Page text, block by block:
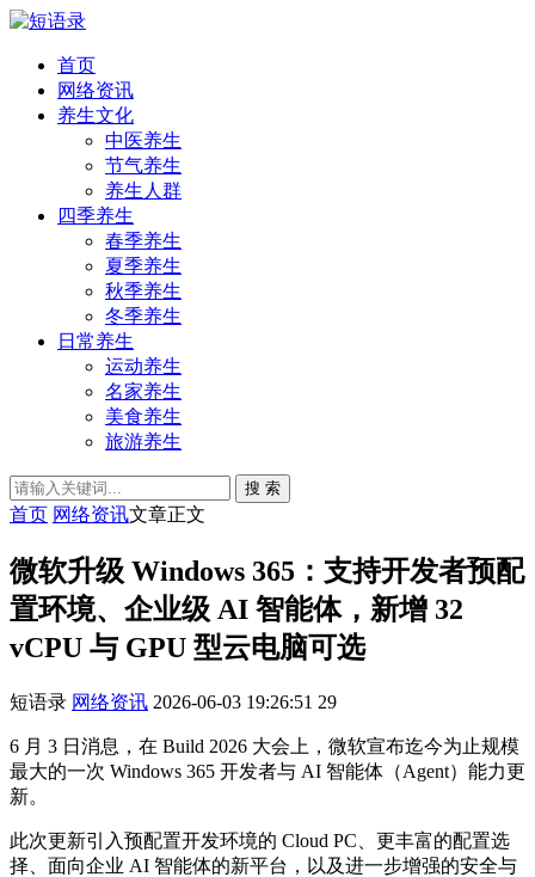
首页
网络资讯
养生文化
中医养生
节气养生
养生人群
四季养生
春季养生
夏季养生
秋季养生
冬季养生
日常养生
运动养生
名家养生
美食养生
旅游养生
搜 索
首页 网络资讯文章正文
微软升级 Windows 365：支持开发者预配
置环境、企业级 AI 智能体，新增 32
vCPU 与 GPU 型云电脑可选
短语录 网络资讯 2026-06-03 19:26:51 29
6 月 3 日消息，在 Build 2026 大会上，微软宣布迄今为止规模
最大的一次 Windows 365 开发者与 AI 智能体（Agent）能力更
新。
此次更新引入预配置开发环境的 Cloud PC、更丰富的配置选
择、面向企业 AI 智能体的新平台，以及进一步增强的安全与